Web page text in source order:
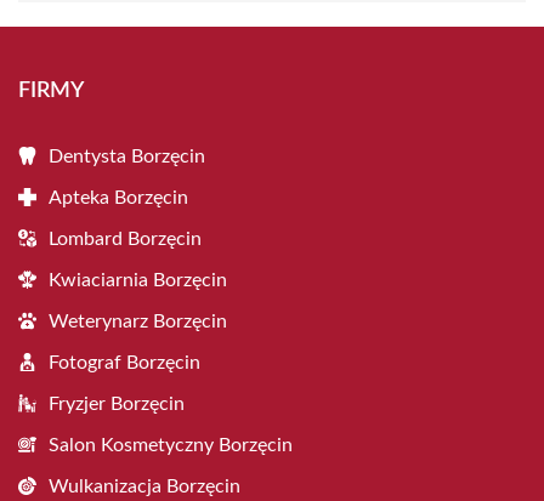
FIRMY
Dentysta Borzęcin
Apteka Borzęcin
Lombard Borzęcin
Kwiaciarnia Borzęcin
Weterynarz Borzęcin
Fotograf Borzęcin
Fryzjer Borzęcin
Salon Kosmetyczny Borzęcin
Wulkanizacja Borzęcin